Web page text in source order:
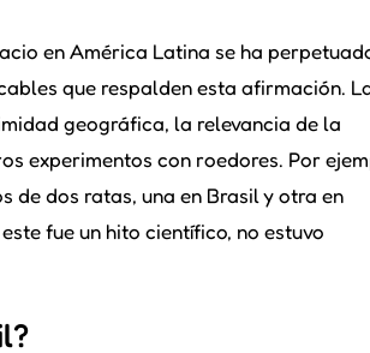
en América Latina se ha
que respalden esta afirmación.
geográfica, la relevancia de la
experimentos con roedores. Por
de dos ratas, una en Brasil y otra en
fue un hito científico, no estuvo